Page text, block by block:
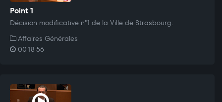
Point 1
Décision modificative n°1 de la Ville de Strasbourg.
Affaires Générales
00:18:56